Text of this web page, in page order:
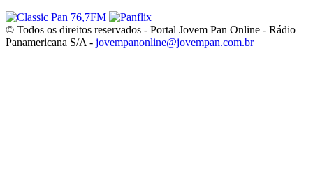
© Todos os direitos reservados - Portal Jovem Pan Online - Rádio
Panamericana S/A - jovempanonline@jovempan.com.br